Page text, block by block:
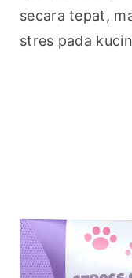
secara tepat,
stres pada